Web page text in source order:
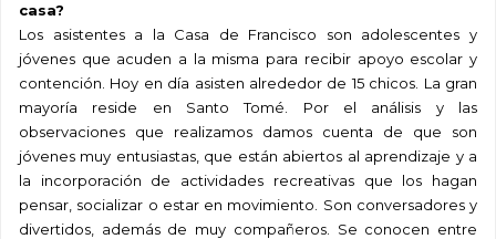
casa?
Los asistentes a la Casa de Francisco son adolescentes y
jóvenes que acuden a la misma para recibir apoyo escolar y
contención. Hoy en día asisten alrededor de 15 chicos. La gran
mayoría reside en Santo Tomé. Por el análisis y las
observaciones que realizamos damos cuenta de que son
jóvenes muy entusiastas, que están abiertos al aprendizaje y a
la incorporación de actividades recreativas que los hagan
pensar, socializar o estar en movimiento. Son conversadores y
divertidos, además de muy compañeros. Se conocen entre